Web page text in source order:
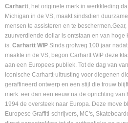
Carhartt, het originele merk in werkkleding
Michigan in de VS, maakt sindsdien
mensen te assisteren en te
zuurverdiende dollar is ontstaan en van hoge
is. Carhartt WIP Sinds grofweg 100 jaar
maakte in de VS, begon Carhartt WIP deze
aan een Europees publiek. Tot de dag van
iconische Carhartt-uitrusting voor diegenen
geraffineerd ontwerp en een stijl die trouw
merk. eer dan een eeuw na de oprichting van
1994 de oversteek naar Europa. Deze move
Europese Graffiti-schrijvers, MC's,